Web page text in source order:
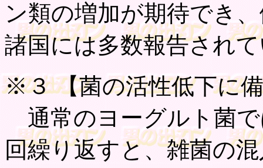
ン類の増加が期待でき
諸国には多数報告され
※３ 【菌の活性低下に
通常のヨーグルト菌
回繰り返すと、雑菌の